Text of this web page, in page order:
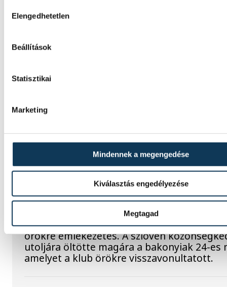
Elengedhetetlen
Beállítások
Statisztikai
Marketing
Mindennek a megengedése
Kiválasztás engedélyezése
Megtagad
potyogtak – Gasper Marguc
elköszönt Veszprémtől
Érzelmekben és gólokban gazdag
láthatott a veszprémi közönség péntek
Veszprém idénybeli első hazai mérkőzésén
fölényesen nyert a szlovén RK Celje ellen,
azonban Gasper Marguc búcsúja miatt
örökre emlékezetes. A szlovén
utoljára öltötte magára a bakonyiak 24-es
amelyet a klub örökre visszavonultatott.